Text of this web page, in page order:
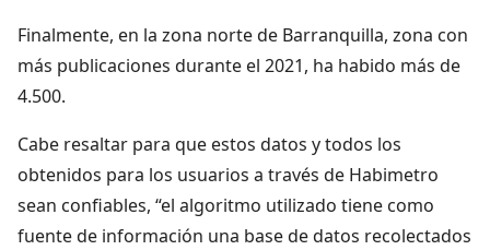
Finalmente, en la zona norte de Barranquilla, zona con
más publicaciones durante el 2021, ha habido más de
4.500.
Cabe resaltar para que estos datos y todos los
obtenidos para los usuarios a través de Habimetro
sean confiables, “el algoritmo utilizado tiene como
fuente de información una base de datos recolectados